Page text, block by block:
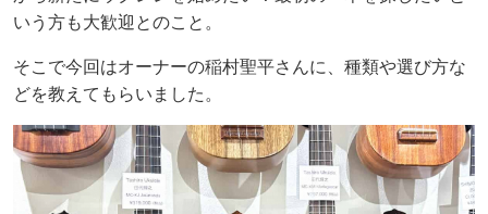
いう方も大歓迎とのこと。
そこで今回はオーナーの稲村聖平さんに、種類や選び方な
どを教えてもらいました。